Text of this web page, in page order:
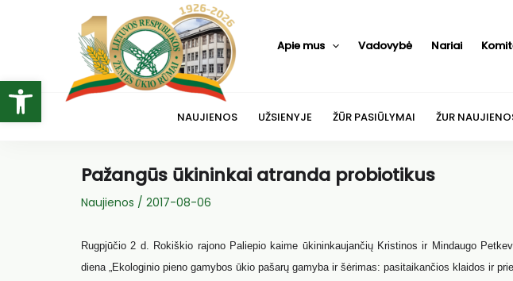
Open toolbar
Apie mus Vadovybė Nariai
NAUJIENOS UŽSIENYJE ŽŪR PASIŪLYMAI ŽUR
Pažangūs ūkininkai atranda probiotikus
Naujienos / 2017-08-06
Rugpjūčio 2 d. Rokiškio rajono Paliepio kaime ūkininkaujančių Kristinos ir Mindaugo
diena „Ekologinio pieno gamybos ūkio pašarų gamyba ir šėrimas: pasitaikančios klaidos ir